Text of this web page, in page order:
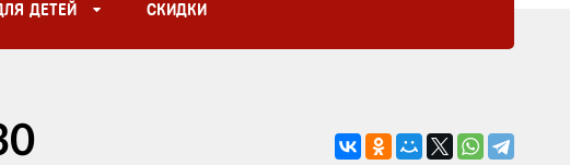
ДЕТЕЙ СКИДКИ